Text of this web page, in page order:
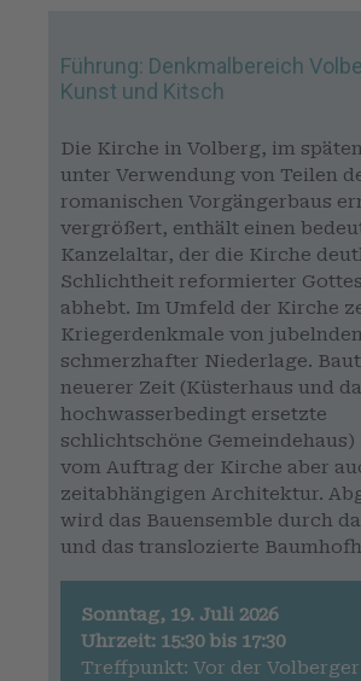
Führung: Denkmalbereich
Kunst und Kitsch
Die Kirche in Volberg, im
unter Verwendung von Teilen
romanischen Vorgängerbaus
vergrößert, enthält einen
Kanzelaltar, der die Kirche
Schlichtheit reformierter
abhebt. Im Umfeld der Kirche
Kriegerdenkmale von
schmerzhafter Niederlage.
neuerer Zeit (Küsterhaus und
hochwasserbedingt ersetzte
schlichtschöne Gemeindehaus)
vom Auftrag der Kirche aber
zeitabhängigen Architektur.
wird das Bauensemble durch
und das translozierte
Sonntag, 19. Juli 2026
Uhrzeit: 15:30 bis 17:30
Treffpunkt: Vor der